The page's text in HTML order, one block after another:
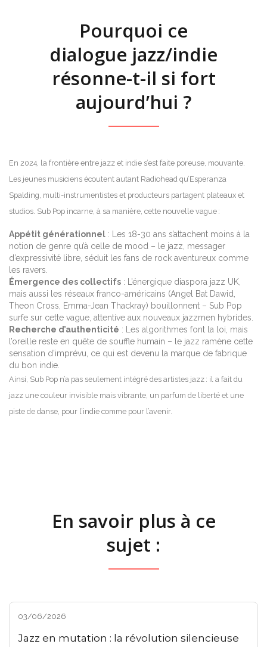
Pourquoi ce
dialogue jazz/indie
résonne-t-il si fort
aujourd’hui ?
En 2024, la frontière entre jazz et indie s’est faite poreuse, mouvante.
Les jeunes musiciens écoutent autant Radiohead qu’Esperanza
Spalding, multi-instrumentistes et producteurs partagent plateaux et
studios. Sub Pop incarne, à sa manière, cette nouvelle vague :
Appétit générationnel : Les 18-30 ans s’attachent moins à la
notion de genre qu’à celle de mood – le jazz, messager
d’expressivité libre, séduit les fans de rock aventureux comme
les ravers.
Émergence des collectifs : L’énergique diaspora jazz UK,
mais aussi les réseaux franco-américains (Angel Bat Dawid,
Theon Cross, Emma-Jean Thackray) bouillonnent – Sub Pop
surfe sur cette vague, attentive aux nouveaux jazzmen hybrides.
Recherche d’authenticité : Les algorithmes font la loi, mais
l’oreille reste en quête de souffle humain – le jazz ramène cette
sensation d’imprévu, ce qui est devenu la marque de fabrique
du bon indie.
Ainsi, Sub Pop n’a pas seulement intégré des artistes jazz : il a fait du
jazz une couleur invisible mais vibrante, un parfum de liberté et une
piste de danse, pour l’indie comme pour l’avenir.
En savoir plus à ce
sujet :
03/06/2026
Jazz en mutation : la révolution silencieuse